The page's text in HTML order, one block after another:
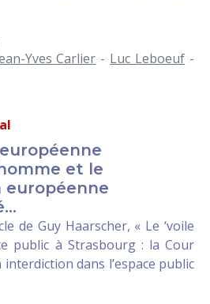
Yves Carlier - Luc Leboeuf -
et le
européenne
de Guy Haarscher, « Le ‘voile
public à Strasbourg : la Cour
dans l’espace public